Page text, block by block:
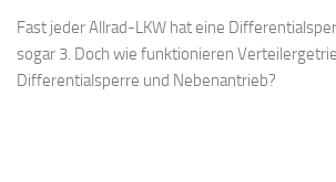
Fast jeder Allrad-LKW hat eine
sogar 3. Doch wie funktionieren
Differentialsperre und Nebenantrieb?